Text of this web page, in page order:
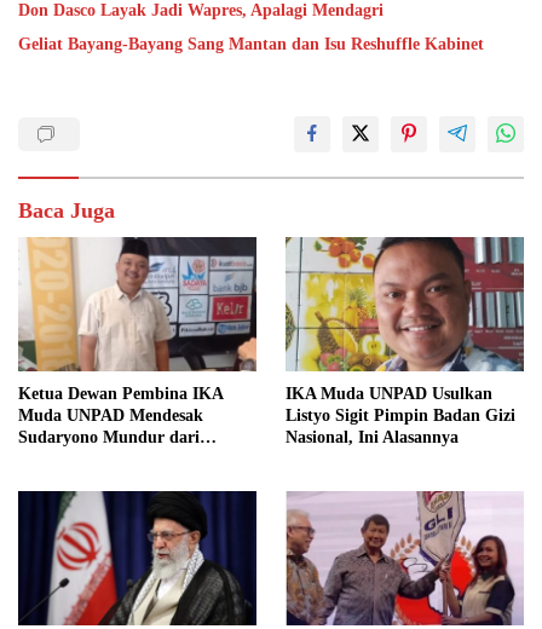
Don Dasco Layak Jadi Wapres, Apalagi Mendagri
Geliat Bayang-Bayang Sang Mantan dan Isu Reshuffle Kabinet
Baca Juga
Ketua Dewan Pembina IKA
Muda UNPAD Mendesak
Sudaryono Mundur dari
Independensi Badan Gizi
Nasional
IKA Muda UNPAD Usulkan
Listyo Sigit Pimpin Badan Gizi
Nasional, Ini Alasannya